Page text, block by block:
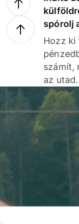
spórolj
Hozz ki
számít,
az utad.